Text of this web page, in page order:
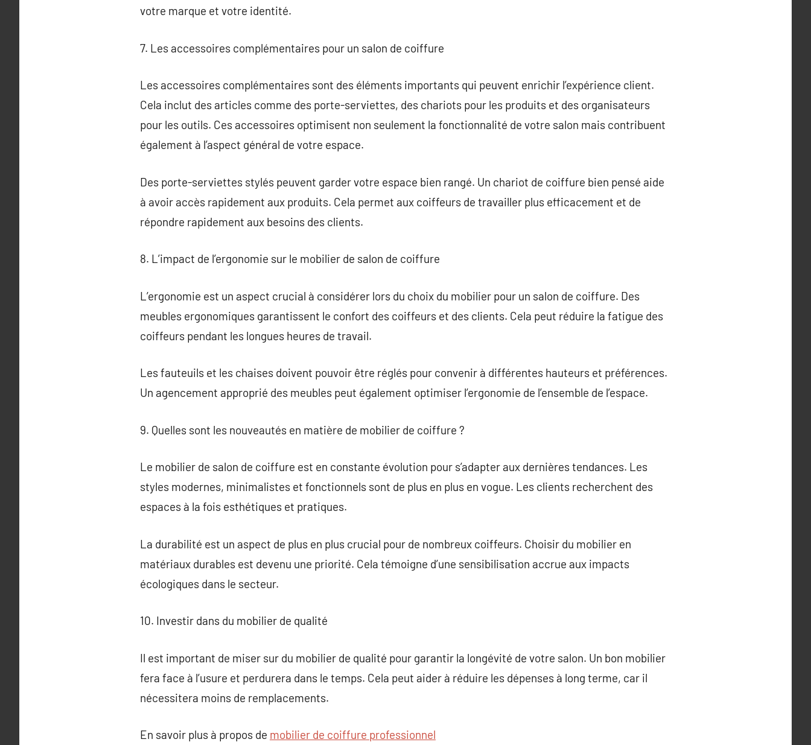
votre marque et votre identité.
7. Les accessoires complémentaires pour un salon de coiffure
Les accessoires complémentaires sont des éléments importants qui peuvent enrichir l’expérience client.
Cela inclut des articles comme des porte-serviettes, des chariots pour les produits et des organisateurs
pour les outils. Ces accessoires optimisent non seulement la fonctionnalité de votre salon mais contribuent
également à l’aspect général de votre espace.
Des porte-serviettes stylés peuvent garder votre espace bien rangé. Un chariot de coiffure bien pensé aide
à avoir accès rapidement aux produits. Cela permet aux coiffeurs de travailler plus efficacement et de
répondre rapidement aux besoins des clients.
8. L’impact de l’ergonomie sur le mobilier de salon de coiffure
L’ergonomie est un aspect crucial à considérer lors du choix du mobilier pour un salon de coiffure. Des
meubles ergonomiques garantissent le confort des coiffeurs et des clients. Cela peut réduire la fatigue des
coiffeurs pendant les longues heures de travail.
Les fauteuils et les chaises doivent pouvoir être réglés pour convenir à différentes hauteurs et préférences.
Un agencement approprié des meubles peut également optimiser l’ergonomie de l’ensemble de l’espace.
9. Quelles sont les nouveautés en matière de mobilier de coiffure ?
Le mobilier de salon de coiffure est en constante évolution pour s’adapter aux dernières tendances. Les
styles modernes, minimalistes et fonctionnels sont de plus en plus en vogue. Les clients recherchent des
espaces à la fois esthétiques et pratiques.
La durabilité est un aspect de plus en plus crucial pour de nombreux coiffeurs. Choisir du mobilier en
matériaux durables est devenu une priorité. Cela témoigne d’une sensibilisation accrue aux impacts
écologiques dans le secteur.
10. Investir dans du mobilier de qualité
Il est important de miser sur du mobilier de qualité pour garantir la longévité de votre salon. Un bon mobilier
fera face à l’usure et perdurera dans le temps. Cela peut aider à réduire les dépenses à long terme, car il
nécessitera moins de remplacements.
En savoir plus à propos de mobilier de coiffure professionnel